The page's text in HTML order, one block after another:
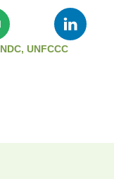
NDC, UNFCCC